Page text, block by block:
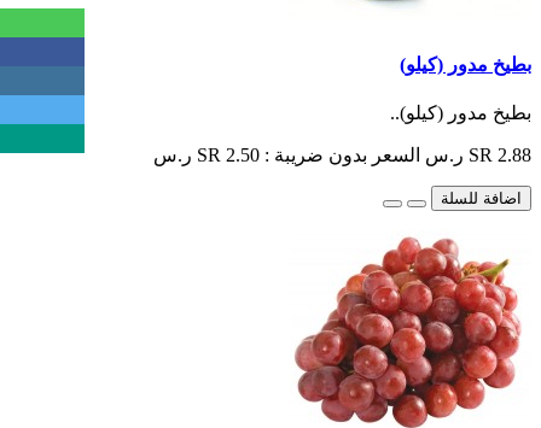
بطيخ مدور (كيلو)
بطيخ مدور (كيلو)..
SR 2.88 ر.س السعر بدون ضريبة : SR 2.50 ر.س
اضافة للسلة